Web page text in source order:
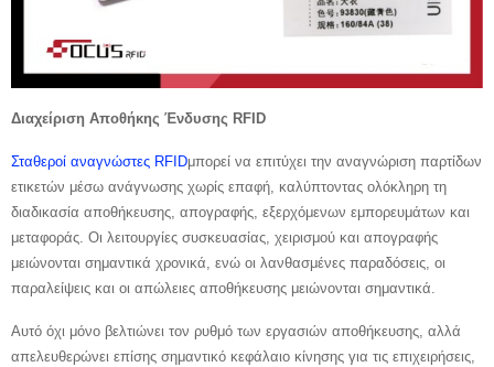
Διαχείριση Αποθήκης Ένδυσης RFID
Σταθεροί αναγνώστες RFIDμπορεί να επιτύχει την αναγνώριση παρτίδων
ετικετών μέσω ανάγνωσης χωρίς επαφή, καλύπτοντας ολόκληρη τη
διαδικασία αποθήκευσης, απογραφής, εξερχόμενων εμπορευμάτων και
μεταφοράς. Οι λειτουργίες συσκευασίας, χειρισμού και απογραφής
μειώνονται σημαντικά χρονικά, ενώ οι λανθασμένες παραδόσεις, οι
παραλείψεις και οι απώλειες αποθήκευσης μειώνονται σημαντικά.
Αυτό όχι μόνο βελτιώνει τον ρυθμό των εργασιών αποθήκευσης, αλλά
απελευθερώνει επίσης σημαντικό κεφάλαιο κίνησης για τις επιχειρήσεις,